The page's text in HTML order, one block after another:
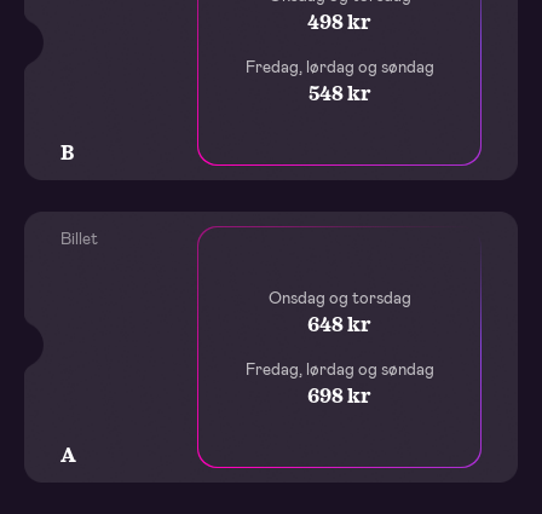
B
498 kr
Fredag, lørdag og søndag
548 kr
Billet
A
Onsdag og torsdag
648 kr
Fredag, lørdag og søndag
698 kr